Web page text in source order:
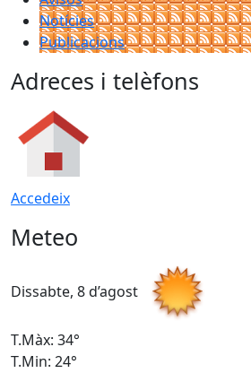
Notícies
Publicacions
Adreces i telèfons
Accedeix
Meteo
Dissabte, 8 d’agost
T.Màx: 34°
T.Min: 24°